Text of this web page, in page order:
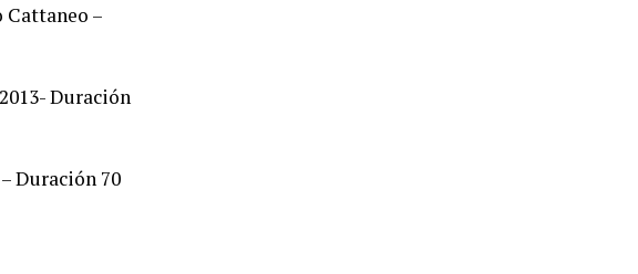
Cattaneo –
Duración
Duración 70